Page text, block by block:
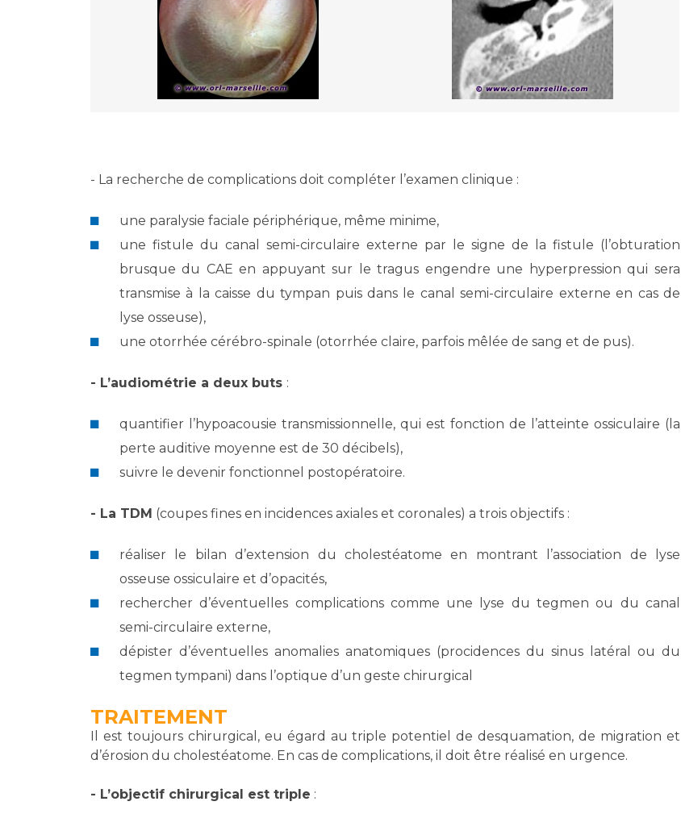
- La recherche de complications doit compléter l’examen clinique :
une paralysie faciale périphérique, même minime,
une fistule du canal semi-circulaire externe par le signe de la fistule (l’obturation
brusque du CAE en appuyant sur le tragus engendre une hyperpression qui sera
transmise à la caisse du tympan puis dans le canal semi-circulaire externe en cas de
lyse osseuse),
une otorrhée cérébro-spinale (otorrhée claire, parfois mêlée de sang et de pus).
- L’audiométrie a deux buts :
quantifier l’hypoacousie transmissionnelle, qui est fonction de l’atteinte ossiculaire (la
perte auditive moyenne est de 30 décibels),
suivre le devenir fonctionnel postopératoire.
- La TDM (coupes fines en incidences axiales et coronales) a trois objectifs :
réaliser le bilan d’extension du cholestéatome en montrant l’association de lyse
osseuse ossiculaire et d’opacités,
rechercher d’éventuelles complications comme une lyse du tegmen ou du canal
semi-circulaire externe,
dépister d’éventuelles anomalies anatomiques (procidences du sinus latéral ou du
tegmen tympani) dans l’optique d’un geste chirurgical
TRAITEMENT
Il est toujours chirurgical, eu égard au triple potentiel de desquamation, de migration et
d’érosion du cholestéatome. En cas de complications, il doit être réalisé en urgence.
- L’objectif chirurgical est triple :